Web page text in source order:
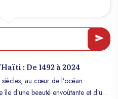
: De 1492 à 2024
siècles, au cœur de l’océan
île d’une beauté envoûtante et d’une